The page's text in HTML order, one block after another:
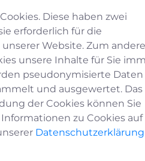
Diese haben zwei
erforderlich für die
Website. Zum
unsere Inhalte für Sie
pseudonymisierte Daten
und ausgewertet. Das
der Cookies können Sie
zu Cookies auf
Datenschutzerklärung